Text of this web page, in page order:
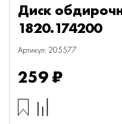
Диск
1820.174200
Артикул: 205577
259 ₽